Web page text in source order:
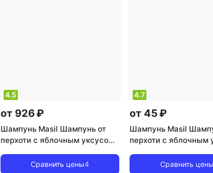
4.5
от 926 ₽
Шампунь Masil Шампунь от
перхоти с яблочным уксусом
Shampoo 300 мл
Сравнить цены4
4.7
от 45 ₽
Шампунь Masil
перхоти с яблочным
shampoo, 20*8 мл
Сравнить цены